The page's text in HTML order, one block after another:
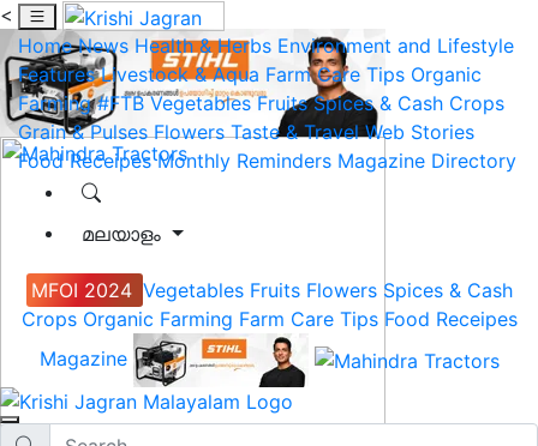
<
Home News Health & Herbs Environment and Lifestyle
Features Livestock & Aqua Farm Care Tips Organic
Farming #FTB Vegetables Fruits Spices & Cash Crops
Grain & Pulses Flowers Taste & Travel Web Stories
Food Receipes Monthly Reminders Magazine Directory
മലയാളം
MFOI 2024 Vegetables Fruits Flowers Spices & Cash
Crops Organic Farming Farm Care Tips Food Receipes
Magazine